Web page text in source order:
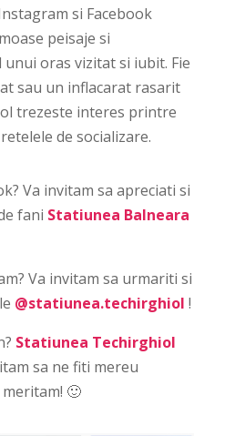
si Facebook
peisaje si
oras vizitat si iubit. Fie
sau un inflacarat rasarit
trezeste interes printre
de socializare.
Va invitam sa apreciati si
fani Statiunea Balneara
Va invitam sa urmariti si
@statiunea.techirghiol !
Statiunea Techirghiol
sa ne fiti mereu
🙂